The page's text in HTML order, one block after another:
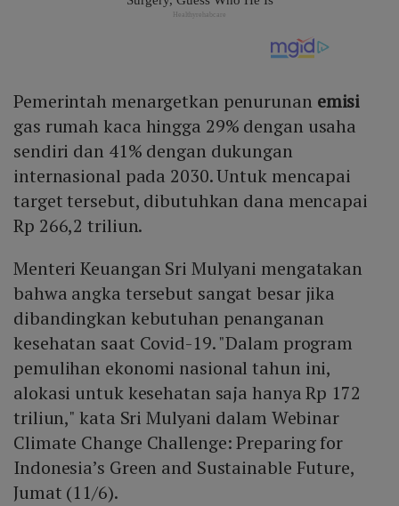
Pemerintah menargetkan penurunan emisi
gas rumah kaca hingga 29% dengan usaha
sendiri dan 41% dengan dukungan
internasional pada 2030. Untuk mencapai
target tersebut, dibutuhkan dana mencapai
Rp 266,2 triliun.
Menteri Keuangan Sri Mulyani mengatakan
bahwa angka tersebut sangat besar jika
dibandingkan kebutuhan penanganan
kesehatan saat Covid-19. "Dalam program
pemulihan ekonomi nasional tahun ini,
alokasi untuk kesehatan saja hanya Rp 172
triliun," kata Sri Mulyani dalam Webinar
Climate Change Challenge: Preparing for
Indonesia’s Green and Sustainable Future,
Jumat (11/6).